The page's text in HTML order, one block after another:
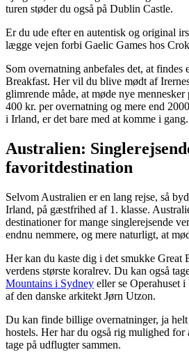
turen støder du også på Dublin Castle.
Er du ude efter en autentisk og original
lægge vejen forbi Gaelic Games hos
Som overnatning anbefales det, at
Breakfast. Her vil du blive mødt af
glimrende måde, at møde nye
400 kr. per overnatning og mere end
i Irland, er det bare med at komme i gang.
Australien:
favoritdestination
Selvom Australien er en lang rejse, så
Irland, på gæstfrihed af 1. klasse.
destinationer for mange singlerejsende
endnu nemmere, og mere naturligt, at
Her kan du kaste dig i det smukke Great
verdens største koralrev. Du kan også
Mountains i Sydney eller se Operahuset
af den danske arkitekt Jørn Utzon.
Du kan finde billige overnatninger, ja
hostels. Her har du også rig mulighed for
tage på udflugter sammen.